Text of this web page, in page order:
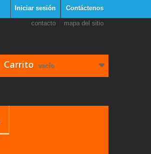
Contáctenos
Iniciar sesión
contacto mapa del sitio
Carrito vacío